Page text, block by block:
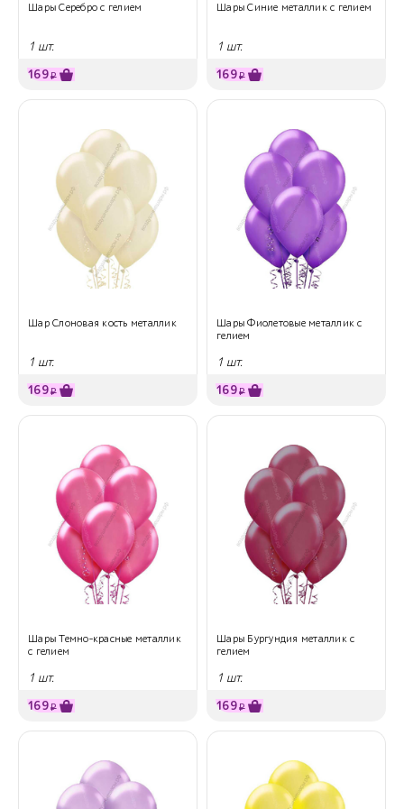
Шары Серебро с гелием
1 шт.
169₽
Шары Синие металлик с гелием
1 шт.
169₽
Шар Слоновая кость металлик
1 шт.
169₽
Шары Фиолетовые металлик с
гелием
1 шт.
169₽
Шары Темно-красные металлик
с гелием
1 шт.
169₽
Шары Бургундия металлик с
гелием
1 шт.
169₽